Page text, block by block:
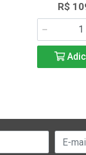
R$